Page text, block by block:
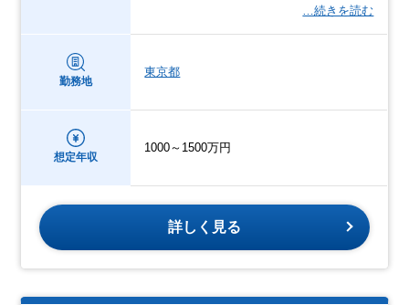
…続きを読む
勤務地
東京都
想定年収
1000～1500万円
詳しく見る